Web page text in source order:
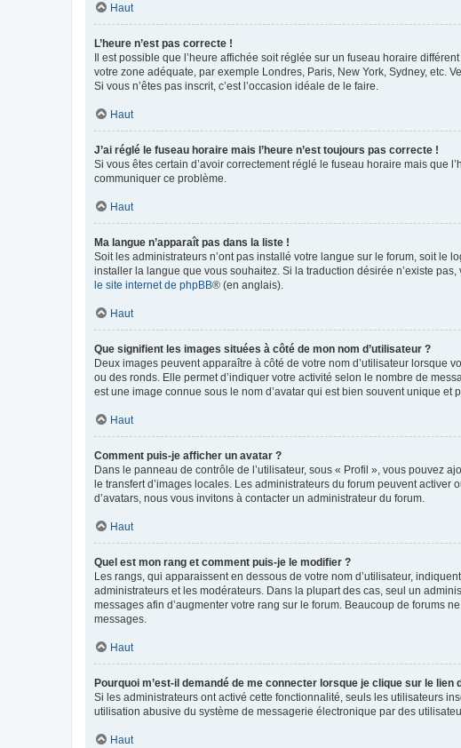
Haut
L’heure n’est pas correcte !
Il est possible que l’heure affichée soit réglée sur un fuseau horaire
votre zone adéquate, par exemple Londres, Paris, New York, Sydney, etc.
Si vous n’êtes pas inscrit, c’est l’occasion idéale de le faire.
Haut
J’ai réglé le fuseau horaire mais l’heure n’est toujours pas correcte !
Si vous êtes certain d’avoir correctement réglé le fuseau horaire mais que
communiquer ce problème.
Haut
Ma langue n’apparaît pas dans la liste !
Soit les administrateurs n’ont pas installé votre langue sur le forum, soit le
installer la langue que vous souhaitez. Si la traduction désirée n’existe
le site internet de phpBB® (en anglais).
Haut
Que signifient les images situées à côté de mon nom d’utilisateur ?
Deux images peuvent apparaître à côté de votre nom d’utilisateur lorsque
ou des ronds. Elle permet d’indiquer votre activité selon le nombre de
est une image connue sous le nom d’avatar qui est bien souvent unique et
Haut
Comment puis-je afficher un avatar ?
Dans le panneau de contrôle de l’utilisateur, sous « Profil », vous pouvez
le transfert d’images locales. Les administrateurs du forum peuvent
d’avatars, nous vous invitons à contacter un administrateur du forum.
Haut
Quel est mon rang et comment puis-je le modifier ?
Les rangs, qui apparaissent en dessous de votre nom d’utilisateur,
administrateurs et les modérateurs. Dans la plupart des cas, seul un
messages afin d’augmenter votre rang sur le forum. Beaucoup de forums
messages.
Haut
Pourquoi m’est-il demandé de me connecter lorsque je clique sur le
Si les administrateurs ont activé cette fonctionnalité, seuls les utilisateurs
utilisation abusive du système de messagerie électronique par des
Haut